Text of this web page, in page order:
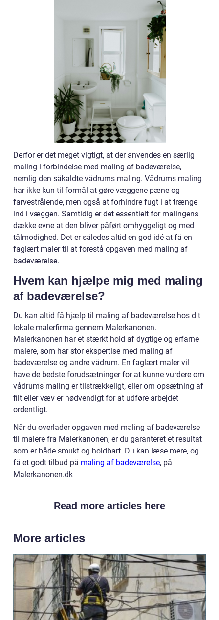
Derfor er det meget vigtigt, at der anvendes en særlig
maling i forbindelse med maling af badeværelse,
nemlig den såkaldte vådrums maling. Vådrums maling
har ikke kun til formål at gøre væggene pæne og
farvestrålende, men også at forhindre fugt i at trænge
ind i væggen. Samtidig er det essentielt for malingens
dække evne at den bliver påført omhyggeligt og med
tålmodighed. Det er således altid en god idé at få en
faglært maler til at forestå opgaven med maling af
badeværelse.
Hvem kan hjælpe mig med maling
af badeværelse?
Du kan altid få hjælp til maling af badeværelse hos dit
lokale malerfirma gennem Malerkanonen.
Malerkanonen har et stærkt hold af dygtige og erfarne
malere, som har stor ekspertise med maling af
badeværelse og andre vådrum. En faglært maler vil
have de bedste forudsætninger for at kunne vurdere om
vådrums maling er tilstrækkeligt, eller om opsætning af
filt eller væv er nødvendigt for at udføre arbejdet
ordentligt.
Når du overlader opgaven med maling af badeværelse
til malere fra Malerkanonen, er du garanteret et resultat
som er både smukt og holdbart. Du kan læse mere, og
få et godt tilbud på maling af badeværelse, på
Malerkanonen.dk
Read more articles here
More articles